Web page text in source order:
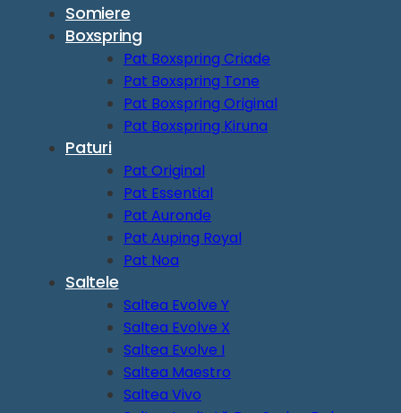
Somiere
Boxspring
Pat Boxspring Criade
Pat Boxspring Tone
Pat Boxspring Original
Pat Boxspring Kiruna
Paturi
Pat Original
Pat Essential
Pat Auronde
Pat Auping Royal
Pat Noa
Saltele
Saltea Evolve Y
Saltea Evolve X
Saltea Evolve I
Saltea Maestro
Saltea Vivo